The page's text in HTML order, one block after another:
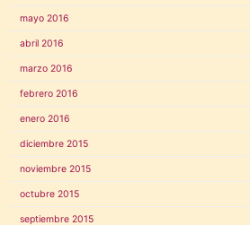
mayo 2016
abril 2016
marzo 2016
febrero 2016
enero 2016
diciembre 2015
noviembre 2015
octubre 2015
septiembre 2015